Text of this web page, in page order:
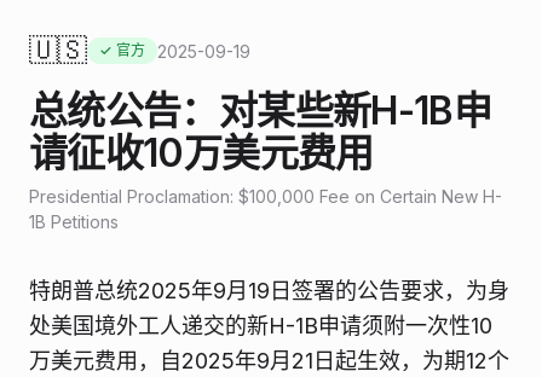
🇺🇸 ✓ 官方 2025-09-19
总统公告：对某些新H-1B申
请征收10万美元费用
Presidential Proclamation: $100,000 Fee on Certain New H-
1B Petitions
特朗普总统2025年9月19日签署的公告要求，为身
处美国境外工人递交的新H-1B申请须附一次性10
万美元费用，自2025年9月21日起生效，为期12个